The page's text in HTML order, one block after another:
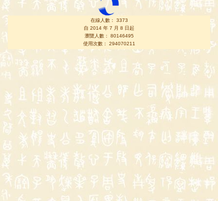
在線人數： 3373
自 2014 年 7 月 8 日起
瀏覽人數： 80146495
使用次數： 294070211